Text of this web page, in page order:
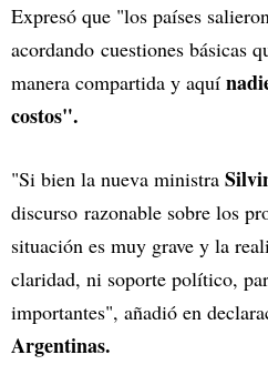
Expresó que "los países
acordando cuestiones básicas
manera compartida y aquí
costos".
"Si bien la nueva ministra
discurso razonable sobre los
situación es muy grave y la
claridad, ni soporte político,
importantes", añadió en
Argentinas.